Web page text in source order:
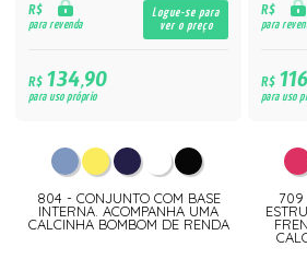
R$
para revenda
Logue-se para
ver o preço
R$134,90
para uso próprio
804 - CONJUNTO COM BASE
INTERNA. ACOMPANHA UMA
CALCINHA BOMBOM DE RENDA
R$
para
R$
para uso
709